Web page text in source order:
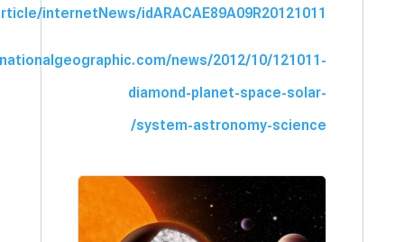
internetNews/idARACAE89A09R20121011
news/2012/10/121011-
diamond-planet-space-solar-
system-astronomy-science/